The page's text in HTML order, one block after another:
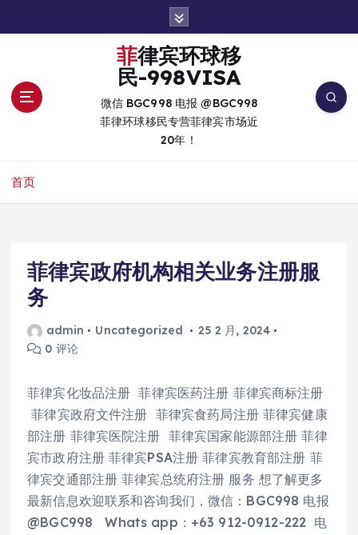
菲律宾环球移
民-998VISA
微信 BGC998 电报 @BGC998
菲律环球移民专营菲律宾市场近
20年！
首页
菲律宾政府机构相关业务注册服
务
admin Uncategorized
25 2 月, 2024
0 评论
菲律宾化妆品注册 菲律宾医药注册 菲律宾商标注册
菲律宾政府文件注册 菲律宾食药局注册 菲律宾健康
部注册 菲律宾医院注册 菲律宾国家能源部注册 菲律
宾市政府注册 菲律宾PSA注册 菲律宾教育部注册 菲
律宾交通部注册 菲律宾总统府注册 服务 想了解更多
最新信息欢迎联系和咨询我们，微信：BGC998 电报
@BGC998 Whats app：+63 912-0912-222 电